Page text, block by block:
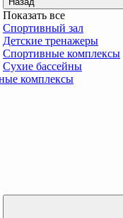
Показать все
Спортивный зал
Детские тренажеры
Спортивные комплексы
Сухие бассейны
комплексы